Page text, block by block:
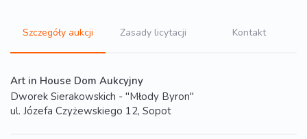
Szczegóły aukcji Zasady licytacji Kontakt
Art in House Dom Aukcyjny
Dworek Sierakowskich - "Młody Byron"
ul. Józefa Czyżewskiego 12, Sopot